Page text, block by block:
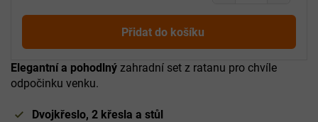
Přidat do košíku
Elegantní a pohodlný zahradní set z ratanu pro chvíle
odpočinku venku.
Dvojkřeslo, 2 křesla a stůl